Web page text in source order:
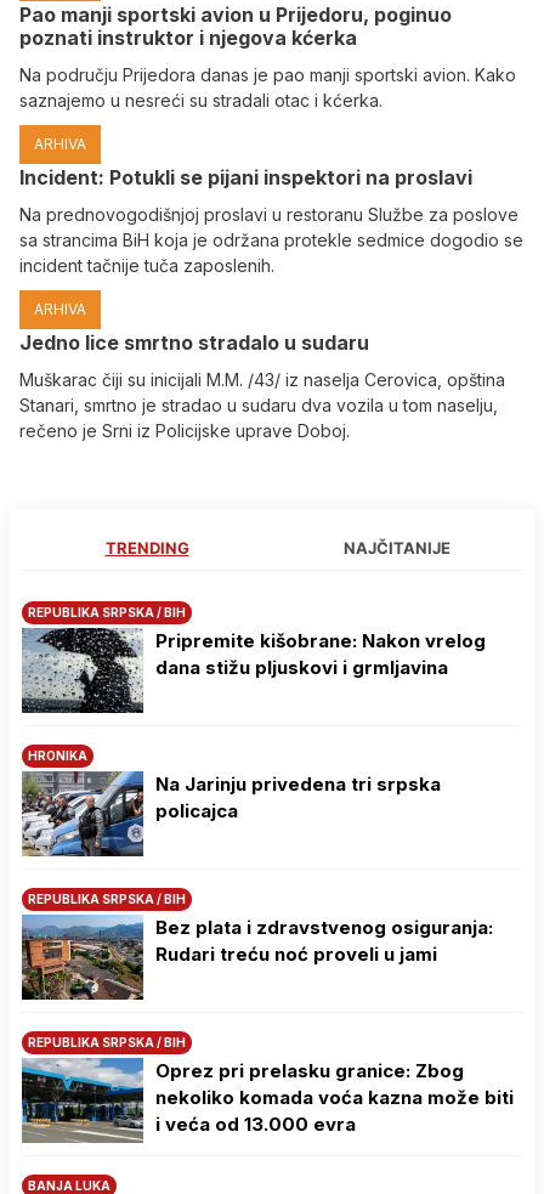
Pao manji sportski avion u Prijedoru, poginuo
poznati instruktor i njegova kćerka
Na području Prijedora danas je pao manji sportski avion. Kako
saznajemo u nesreći su stradali otac i kćerka.
ARHIVA
Incident: Potukli se pijani inspektori na proslavi
Na prednovogodišnjoj proslavi u restoranu Službe za poslove
sa strancima BiH koja je održana protekle sedmice dogodio se
incident tačnije tuča zaposlenih.
ARHIVA
Јedno lice smrtno stradalo u sudaru
Muškarac čiji su inicijali M.M. /43/ iz naselja Cerovica, opština
Stanari, smrtno je stradao u sudaru dva vozila u tom naselju,
rečeno je Srni iz Policijske uprave Doboj.
TRENDING NAJČITANIJE
REPUBLIKA SRPSKA / BIH
Pripremite kišobrane: Nakon vrelog
dana stižu pljuskovi i grmljavina
HRONIKA
Na Јarinju privedena tri srpska
policajca
REPUBLIKA SRPSKA / BIH
Bez plata i zdravstvenog osiguranja:
Rudari treću noć proveli u jami
REPUBLIKA SRPSKA / BIH
Oprez pri prelasku granice: Zbog
nekoliko komada voća kazna može biti
i veća od 13.000 evra
BANJA LUKA